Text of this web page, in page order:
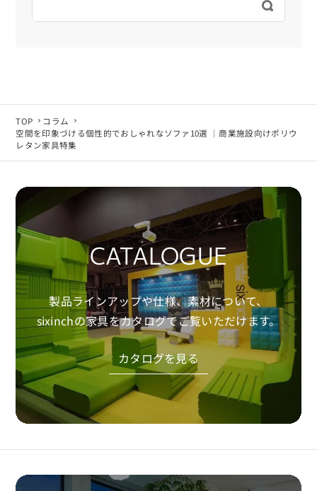
TOP
コラム
空間を印象づける個性的でおしゃれなソファ10選 ｜商業施設向けポリウ
レタン家具特集
CATALOGUE
製品ラインアップや仕様、素材について、
sixinchの家具をカタログでご覧いただけます。
カタログを見る